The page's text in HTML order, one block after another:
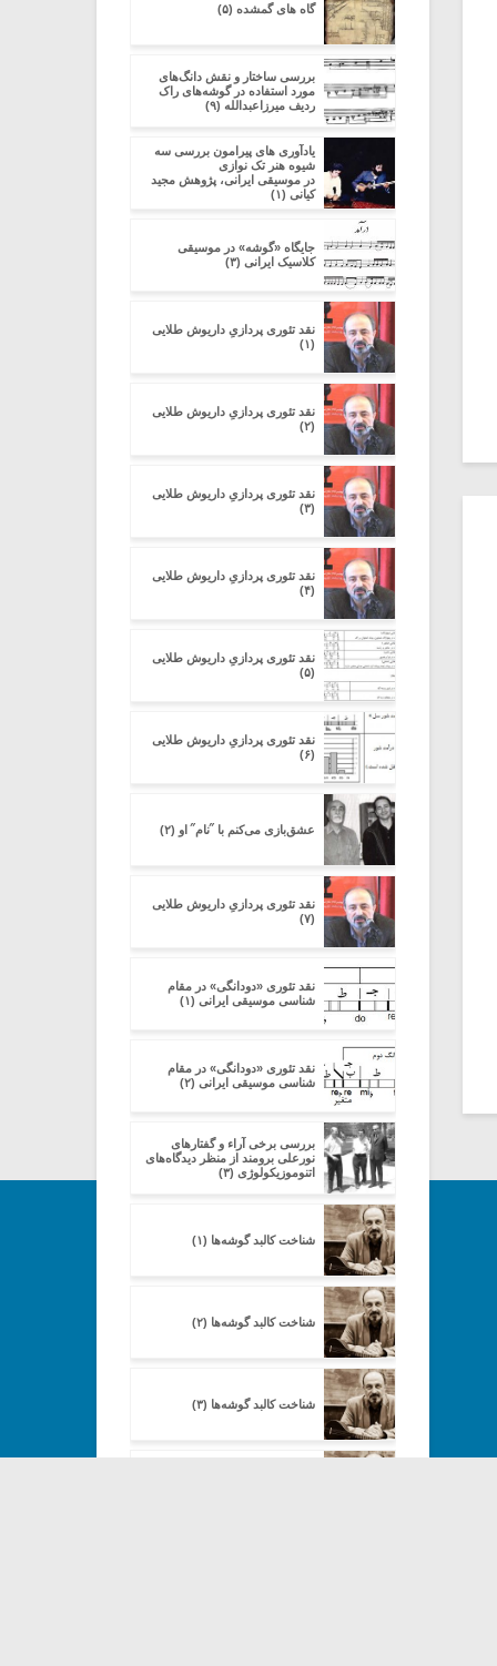
گاه های گمشده (۵)
بررسی ساختار و نقش دانگ‌های
مورد استفاده در گوشه‌های راک
ردیف میرزاعبدالله (۹)
یادآوری های پیرامون بررسی سه
شیوه هنر تک نوازی
در موسیقی ایرانی، پژوهش مجید
کیانی (۱)
جایگاه «گوشه» در موسیقی
کلاسیک ایرانی (۳)
نقد تئوری پردازیِ داریوش طلایی
(۱)
نقد تئوری پردازیِ داریوش طلایی
(۲)
نقد تئوری پردازیِ داریوش طلایی
(۳)
نقد تئوری پردازیِ داریوش طلایی
(۴)
نقد تئوری پردازیِ داریوش طلایی
(۵)
نقد تئوری پردازیِ داریوش طلایی
(۶)
عشق‌بازی می‌کنم با ˝نام˝ او (۲)
نقد تئوری پردازیِ داریوش طلایی
(۷)
نقد تئوری «دودانگی» در مقام
شناسی موسیقی ایرانی (۱)
نقد تئوری «دودانگی» در مقام
شناسی موسیقی ایرانی (۲)
بررسی برخی آراء و گفتارهای
نورعلی برومند از منظر دیدگاه‌های
اتنوموزیکولوژی (۳)
شناخت کالبد گوشه‌ها (۱)
شناخت کالبد گوشه‌ها (۲)
شناخت کالبد گوشه‌ها (۳)